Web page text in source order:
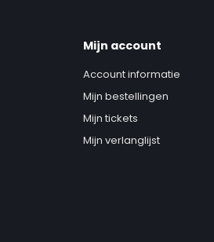
Mijn account
Account informatie
Mijn bestellingen
Mijn tickets
Mijn verlanglijst